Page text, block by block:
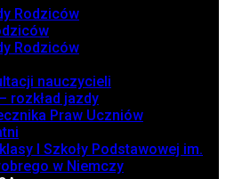
Rodziców
Rodziców
nauczycieli
rozkład jazdy
Praw Uczniów
I Szkoły Podstawowej im.
w Niemczy